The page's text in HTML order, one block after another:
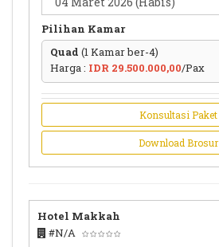
Pilihan Kamar
Quad (1 Kamar ber-4)
Harga : IDR 29.500.000,00/Pax
Konsultasi Paket
Download Brosur
Hotel Makkah
#N/A